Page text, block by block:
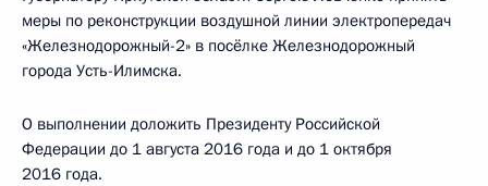
меры по реконструкции воздушной линии электропередач
«Железнодорожный-2» в посёлке Железнодорожный
города Усть-Илимска.
О выполнении доложить Президенту Российской
Федерации до 1 августа 2016 года и до 1 октября
2016 года.